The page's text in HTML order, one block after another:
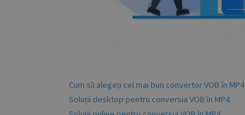
Cum să alegeți cel mai bun convertor VOB în MP4
Soluții desktop pentru conversia VOB în MP4